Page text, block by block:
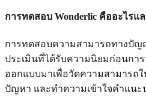
การทดสอบ Wonderlic คืออะไรแ
การทดสอบความสามารถทางปัญญ
ประเมินที่ได้รับความนิยมก่อนกา
ออกแบบมาเพื่อวัดความสามารถใ
ปัญหา และทำความเข้าใจคำแน